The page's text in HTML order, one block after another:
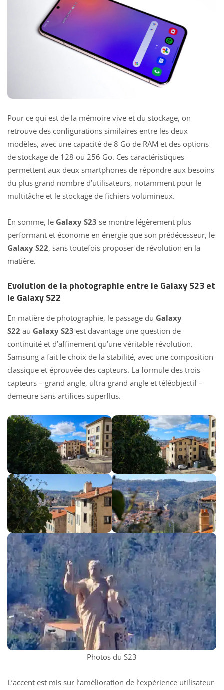
Pour ce qui est de la mémoire vive et du stockage, on
retrouve des configurations similaires entre les deux
modèles, avec une capacité de 8 Go de RAM et des options
de stockage de 128 ou 256 Go. Ces caractéristiques
permettent aux deux smartphones de répondre aux besoins
du plus grand nombre d’utilisateurs, notamment pour le
multitâche et le stockage de fichiers volumineux.
En somme, le Galaxy S23 se montre légèrement plus
performant et économe en énergie que son prédécesseur, le
Galaxy S22, sans toutefois proposer de révolution en la
matière.
Evolution de la photographie entre le Galaxy S23 et
le Galaxy S22
En matière de photographie, le passage du Galaxy
S22 au Galaxy S23 est davantage une question de
continuité et d’affinement qu’une véritable révolution.
Samsung a fait le choix de la stabilité, avec une composition
classique et éprouvée des capteurs. La formule des trois
capteurs – grand angle, ultra-grand angle et téléobjectif –
demeure sans artifices superflus.
Photos du S23
L’accent est mis sur l’amélioration de l’expérience utilisateur